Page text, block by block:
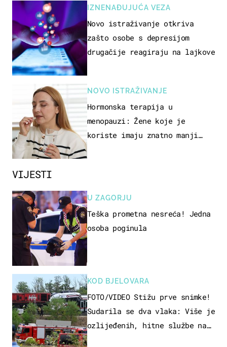
VIJESTI
U ZAGORJU
Teška prometna nesreća! Jedna
osoba poginula
KOD BJELOVARA
FOTO/VIDEO Stižu prve snimke!
Sudarila se dva vlaka: Više je
ozlijeđenih, hitne službe na
IZNENAĐUJUĆA VEZA
Novo istraživanje otkriva
zašto osobe s depresijom
drugačije reagiraju na lajkove
NOVO ISTRAŽIVANJE
Hormonska terapija u
menopauzi: Žene koje je
koriste imaju znatno manji